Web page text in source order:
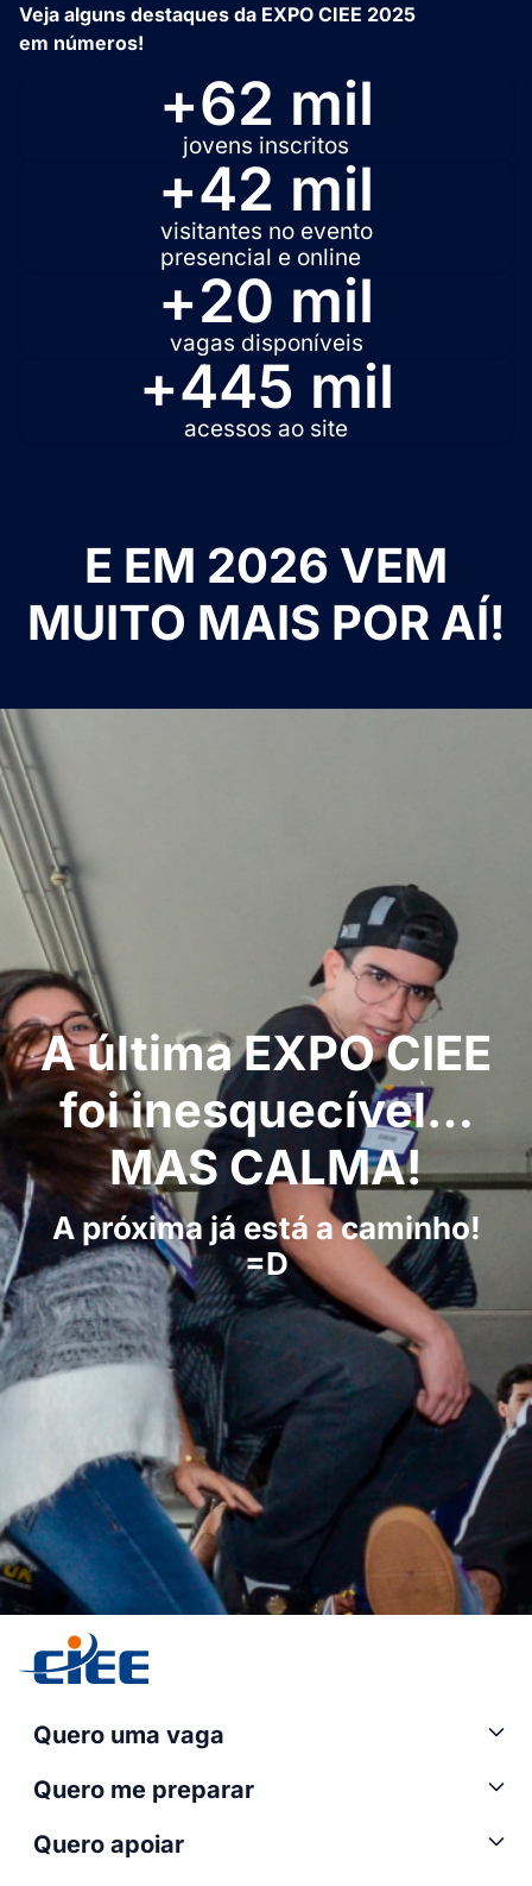
Veja alguns destaques da EXPO CIEE 2025
em números!
jovens inscritos
+62 mil
visitantes no evento
presencial e online
+42 mil
vagas disponíveis
+20 mil
acessos ao site
+445 mil
E EM 2026 VEM
MUITO MAIS POR AÍ!
A última EXPO CIEE
foi inesquecível…
MAS CALMA!
A próxima já está a caminho!
=D
Quero uma vaga
Quero me preparar
Quero apoiar